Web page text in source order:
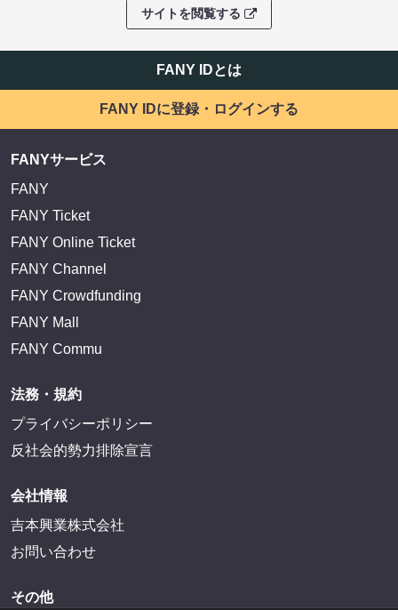
サイトを閲覧する
FANY IDとは
FANY IDに登録・ログインする
FANYサービス
FANY
FANY Ticket
FANY Online Ticket
FANY Channel
FANY Crowdfunding
FANY Mall
FANY Commu
法務・規約
プライバシーポリシー
反社会的勢力排除宣言
会社情報
吉本興業株式会社
お問い合わせ
その他